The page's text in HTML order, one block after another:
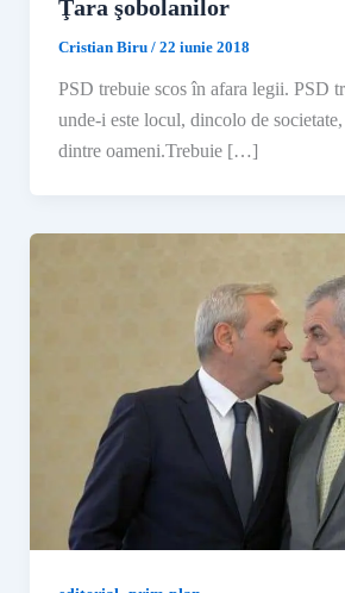
Ţara şobolanilor
Cristian Biru / 22 iunie 2018
PSD trebuie scos în afara legii. PSD
unde-i este locul, dincolo de
dintre oameni.Trebuie […]